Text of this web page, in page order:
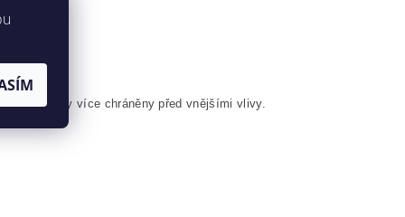
budou boty více chráněny před vnějšími vlivy.